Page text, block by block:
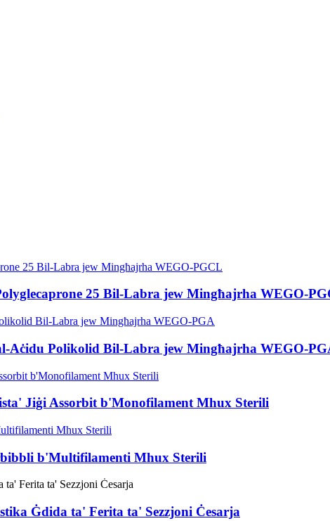
25 Bil-Labra jew Mingħajrha WEGO-
Aċidu Polikolid Bil-Labra jew Mingħajrha WEGO-
Jiġi Assorbit b'Monofilament Mhux Sterili
b'Multifilamenti Mhux Sterili
Ġdida ta' Ferita ta' Sezzjoni Ċesarja